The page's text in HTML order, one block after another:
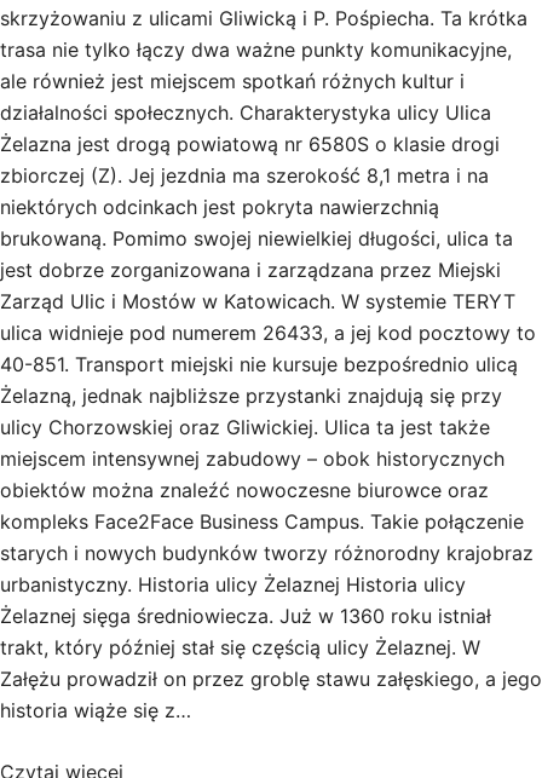
skrzyżowaniu z ulicami Gliwicką i P. Pośpiecha. Ta krótka
trasa nie tylko łączy dwa ważne punkty komunikacyjne,
ale również jest miejscem spotkań różnych kultur i
działalności społecznych. Charakterystyka ulicy Ulica
Żelazna jest drogą powiatową nr 6580S o klasie drogi
zbiorczej (Z). Jej jezdnia ma szerokość 8,1 metra i na
niektórych odcinkach jest pokryta nawierzchnią
brukowaną. Pomimo swojej niewielkiej długości, ulica ta
jest dobrze zorganizowana i zarządzana przez Miejski
Zarząd Ulic i Mostów w Katowicach. W systemie TERYT
ulica widnieje pod numerem 26433, a jej kod pocztowy to
40-851. Transport miejski nie kursuje bezpośrednio ulicą
Żelazną, jednak najbliższe przystanki znajdują się przy
ulicy Chorzowskiej oraz Gliwickiej. Ulica ta jest także
miejscem intensywnej zabudowy – obok historycznych
obiektów można znaleźć nowoczesne biurowce oraz
kompleks Face2Face Business Campus. Takie połączenie
starych i nowych budynków tworzy różnorodny krajobraz
urbanistyczny. Historia ulicy Żelaznej Historia ulicy
Żelaznej sięga średniowiecza. Już w 1360 roku istniał
trakt, który później stał się częścią ulicy Żelaznej. W
Załężu prowadził on przez groblę stawu załęskiego, a jego
historia wiąże się z…
Czytaj więcej